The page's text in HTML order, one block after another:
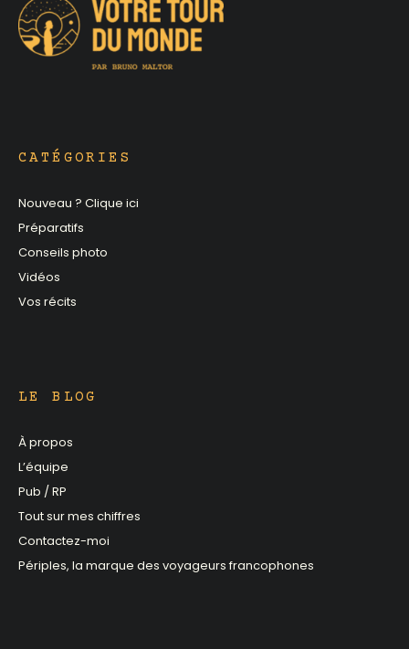
CATÉGORIES
Nouveau ? Clique ici
Préparatifs
Conseils photo
Vidéos
Vos récits
LE BLOG
À propos
L’équipe
Pub / RP
Tout sur mes chiffres
Contactez-moi
Périples, la marque des voyageurs francophones